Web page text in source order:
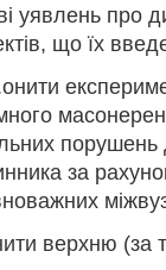
уявлень про
що їх
порушень
за
верхню (за